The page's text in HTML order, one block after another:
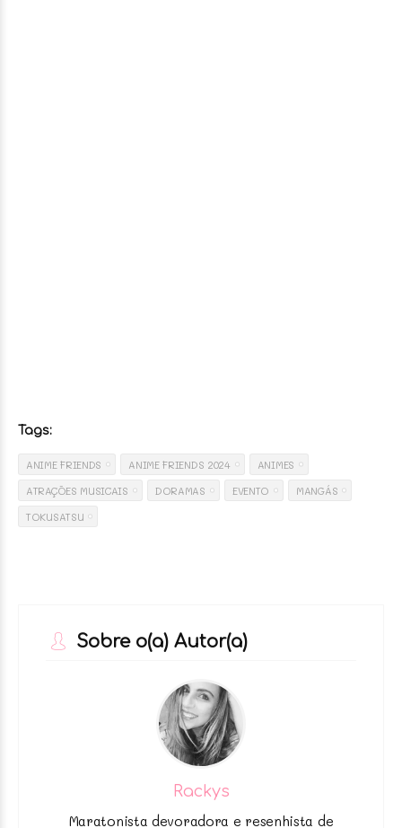
Tags:
ANIME FRIENDS ANIME FRIENDS 2024
ANIMES
ATRAÇÕES MUSICAIS
DORAMAS EVENTO
MANGÁS
TOKUSATSU
Sobre o(a) Autor(a)
Rackys
Maratonista devoradora e resenhista de